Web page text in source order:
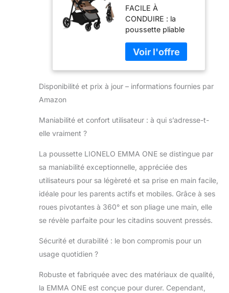
22 kg de 6 mois
à 4 ans Roues
Pivotantes 360°
Absorption
Totale des
Chocs Pliage à
Une Main
Dossier et
Ajustable XXL
UPF50+
FACILE À
CONDUIRE : la
poussette pliable
équipée de grandes
roues à roulements
EVA sans entretien
de 16,5 et 24,5 cm
grande variété de
surfaces. Les roues
l'entraînement en
ligne droite
verrouillable
facilitent les
sur les surfaces
difficiles SÉCURITÉ :
est équipée de
et d'une barrière
pratique sous
Disponibilité et prix à jour – informations fournies par
Amazon
Maniabilité et confort utilisateur : à qui s’adresse-t-
elle vraiment ?
La poussette LIONELO EMMA ONE se distingue par
sa maniabilité exceptionnelle, appréciée des
utilisateurs pour sa légèreté et sa prise en main facile,
idéale pour les parents actifs et mobiles. Grâce à ses
roues pivotantes à 360° et son pliage une main, elle
se révèle parfaite pour les citadins souvent pressés.
Sécurité et durabilité : le bon compromis pour un
usage quotidien ?
Robuste et fabriquée avec des matériaux de qualité,
la EMMA ONE est conçue pour durer. Cependant,